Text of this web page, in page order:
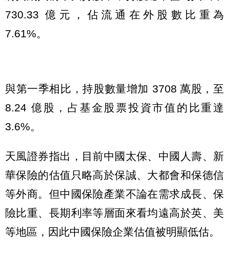
730.33 億元，佔流通在外股數比重為
7.61%。
與第一季相比，持股數量增加 3708 萬股，至
8.24 億股，占基金股票投資市值的比重達
3.6%。
天風證券指出，目前中國太保、中國人壽、新
華保險的估值只略高於保誠、大都會和保德信
等外商。但中國保險產業不論在需求成長、保
險比重、長期利率等層面來看均遠高於英、美
等地區，因此中國保險企業估值被明顯低估。